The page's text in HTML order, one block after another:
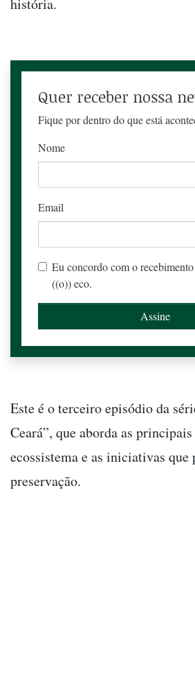
Quer receber nossa
Fique por dentro do que está
Nome
Email
Eu concordo com o
((o)) eco.
Este é o terceiro episódio da
Ceará”, que aborda as principais
ecossistema e as iniciativas que
preservação.